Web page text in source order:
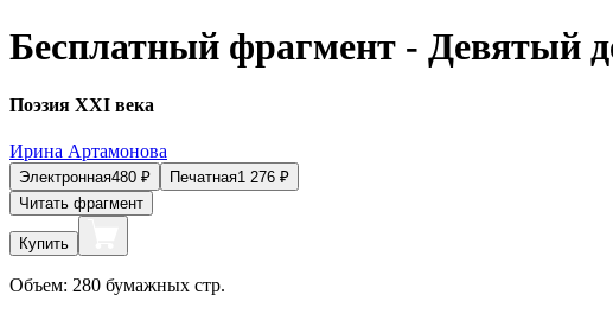
Бесплатный фрагмент - Девятый
Поэзия XXI века
Ирина Артамонова
Электронная480 ₽ Печатная1 276 ₽
Читать фрагмент
Купить
Объем: 280 бумажных стр.